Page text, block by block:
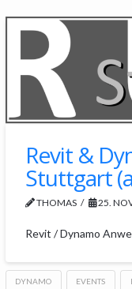
Revit &
Stuttgart
THOMAS 25.
Revit / Dynamo
DYNAMO EVENTS